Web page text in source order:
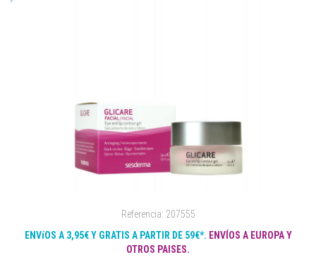
Referencia: 207555
ENVíOS A 3,95€ Y GRATIS A PARTIR DE 59€*. ENVÍOS A EUROPA Y
OTROS PAISES.